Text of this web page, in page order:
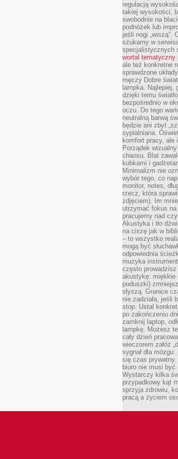
regulacją
takiej wysokości,
swobodnie na
podnóżek lub
jeśli nogi „wiszą”.
szukamy w
specjalistycznych
wortal tematyczny
ale też konkretne
sprawdzone
męczy Dobre
lampka. Najlepiej,
dzięki temu
bezpośrednio w
oczu. Do tego
neutralną barwą
będzie ani zbyt
sypialniana.
komfort pracy, ale
Porządek
chaosu. Blat
kubkami i
Minimalizm nie
wybór tego, co
monitor, notes,
rzecz, która
zdjęciem). Im
utrzymać fokus
pracujemy nad
Akustyka i tło
na ciszę jak w
– to wszystko
mogą być
odpowiednia
muzyka
często
akustykę: miękkie
poduszki)
słyszą. Granice
nie zadziała, jeśli
stop. Ustal
po zakończeniu
zamknij laptop,
lampkę. Możesz
cały dzień
wieczorem załóż
sygnał dla
się czas prywatny.
biuro nie musi być
Wystarczy kilka
przypadkowy kąt
sprzyja zdrowiu,
pracą a życiem